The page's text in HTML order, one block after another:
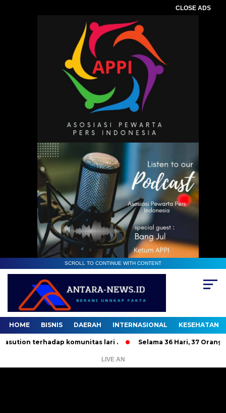
CLOSE ADS
SCROLL TO CONTINUE WITH CONTENT
HOME BISNIS DAERAH INTERNASIONAL KESEHATAN
terhadap komunitas lari . Selama 36 Hari, 37 Orang
LIVE AN